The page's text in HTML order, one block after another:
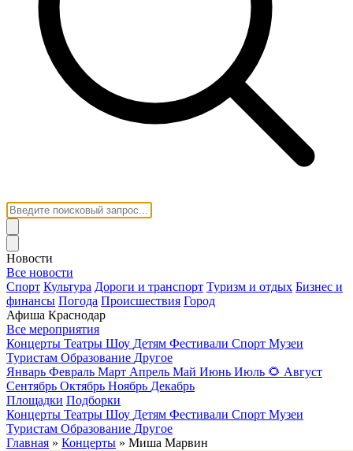
Новости
Все новости
Спорт Культура Дороги и транспорт Туризм и отдых Бизнес и
финансы Погода Происшествия Город
Афиша Краснодар
Все мероприятия
Концерты Театры Шоу Детям Фестивали Спорт Музеи
Туристам Образование Другое
Январь Февраль Март Апрель Май Июнь Июль 🌻 Август
Сентябрь Октябрь Ноябрь Декабрь
Площадки Подборки
Концерты Театры Шоу Детям Фестивали Спорт Музеи
Туристам Образование Другое
Главная » Концерты » Миша Марвин